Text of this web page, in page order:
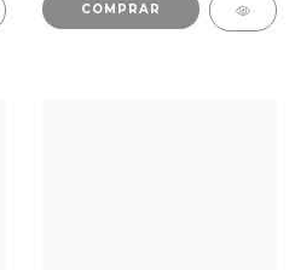
COMPRAR